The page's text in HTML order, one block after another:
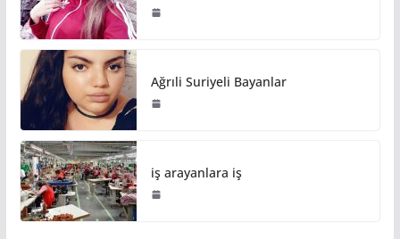
Ağrıli Suriyeli Bayanlar
iş arayanlara iş